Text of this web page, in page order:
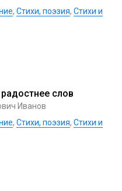
, Cтихи, поэзия, Стихи и
слов
Иванов
, Cтихи, поэзия, Стихи и